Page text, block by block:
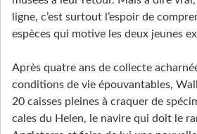
ligne, c’est surtout l’espoir de
espèces qui motive les deux jeunes
Après quatre ans de collecte
conditions de vie épouvantables,
20 caisses pleines à craquer de
cales du Helen, le navire qui doit le